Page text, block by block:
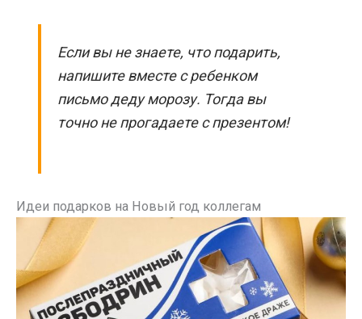
Если вы не знаете, что подарить,
напишите вместе с ребенком
письмо деду морозу. Тогда вы
точно не прогадаете с презентом!
Идеи подарков на Новый год коллегам